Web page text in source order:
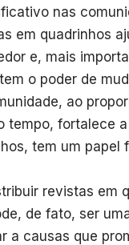
nas
em quadrinhos
e, mais
o poder de
ao
tempo, fortalece
tem um papel
revistas em
de fato, ser
a causas que